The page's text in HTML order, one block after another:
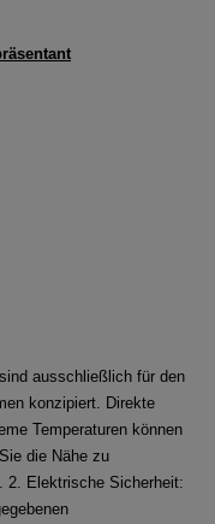
ausschließlich für den
konzipiert. Direkte
Temperaturen können
die Nähe zu
2. Elektrische Sicherheit: